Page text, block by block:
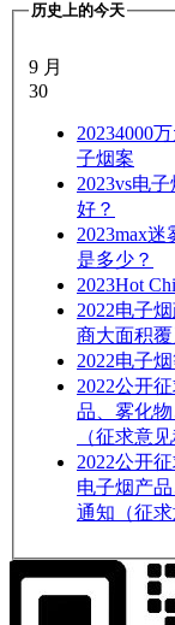
历史上的今天
9 月
30
20234000
子烟案
2023vs电
好？
2023max迷
是多少？
2023Hot
2022电子
商大面积
2022电子
2022公开
品、雾化
（征求意
2022公开
电子烟产
通知（征